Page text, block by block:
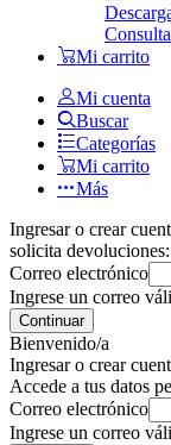
Mi carrito
Mi cuenta
Buscar
Categorías
Mi carrito
Más
Ingresar o crear
solicita devoluciones:
Correo electrónico
Ingrese un correo
Continuar
Bienvenido/a
Ingresar o crear
Accede a tus datos
Correo electrónico
Ingrese un correo